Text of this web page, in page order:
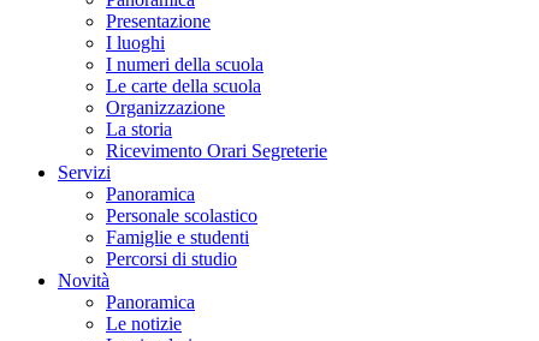
Presentazione
I luoghi
I numeri della scuola
Le carte della scuola
Organizzazione
La storia
Ricevimento Orari Segreterie
Servizi
Panoramica
Personale scolastico
Famiglie e studenti
Percorsi di studio
Novità
Panoramica
Le notizie